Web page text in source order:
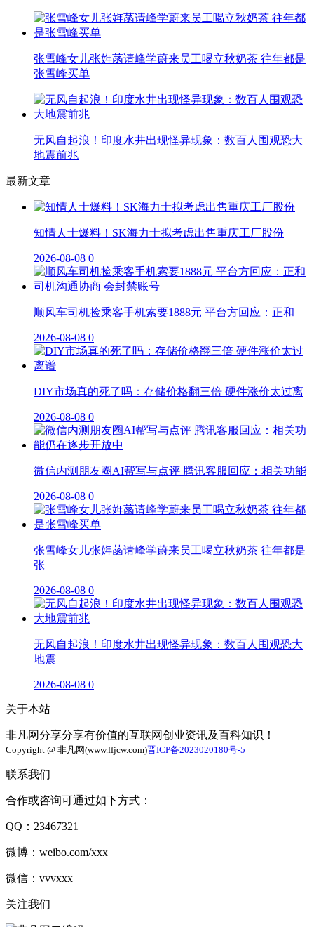
张雪峰女儿张姩菡请峰学蔚来员工喝立秋奶茶 往年都是
张雪峰买单
无风自起浪！印度水井出现怪异现象：数百人围观恐大
地震前兆
最新文章
知情人士爆料！SK海力士拟考虑出售重庆工厂股份
2026-08-08 0
顺风车司机捡乘客手机索要1888元 平台方回应：正和
2026-08-08 0
DIY市场真的死了吗：存储价格翻三倍 硬件涨价太过离
2026-08-08 0
微信内测朋友圈AI帮写与点评 腾讯客服回应：相关功能
2026-08-08 0
张雪峰女儿张姩菡请峰学蔚来员工喝立秋奶茶 往年都是
张
2026-08-08 0
无风自起浪！印度水井出现怪异现象：数百人围观恐大
地震
2026-08-08 0
关于本站
非凡网分享分享有价值的互联网创业资讯及百科知识！
Copyright @ 非凡网(www.ffjcw.com)晋ICP备2023020180号-5
联系我们
合作或咨询可通过如下方式：
QQ：23467321
微博：weibo.com/xxx
微信：vvvxxx
关注我们